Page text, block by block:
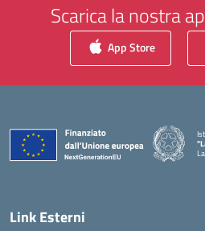
Scarica la nostra
App Store
Link Esterni